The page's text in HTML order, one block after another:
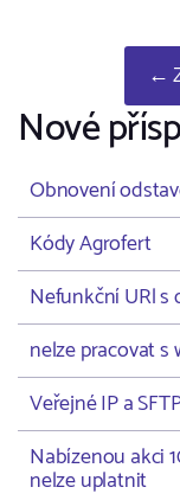
←
Nové
Obnovení
Kódy Agrofert
Nefunkční URl
nelze pracovat s
Veřejné IP a
Nabízenou akci
nelze uplatnit